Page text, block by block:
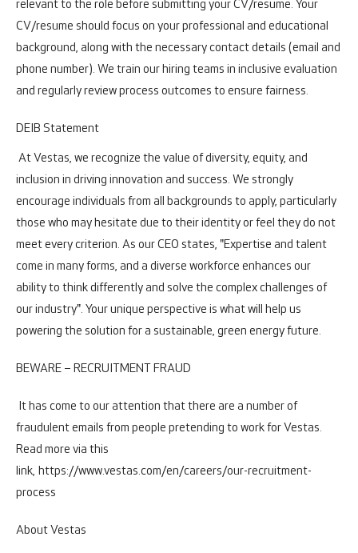
relevant to the role before submitting your CV/resume. Your
CV/resume should focus on your professional and educational
background, along with the necessary contact details (email and
phone number). We train our hiring teams in inclusive evaluation
and regularly review process outcomes to ensure fairness.
DEIB Statement
At Vestas, we recognize the value of diversity, equity, and
inclusion in driving innovation and success. We strongly
encourage individuals from all backgrounds to apply, particularly
those who may hesitate due to their identity or feel they do not
meet every criterion. As our CEO states, "Expertise and talent
come in many forms, and a diverse workforce enhances our
ability to think differently and solve the complex challenges of
our industry". Your unique perspective is what will help us
powering the solution for a sustainable, green energy future.
BEWARE – RECRUITMENT FRAUD
It has come to our attention that there are a number of
fraudulent emails from people pretending to work for Vestas.
Read more via this
link, https://www.vestas.com/en/careers/our-recruitment-
process
About Vestas